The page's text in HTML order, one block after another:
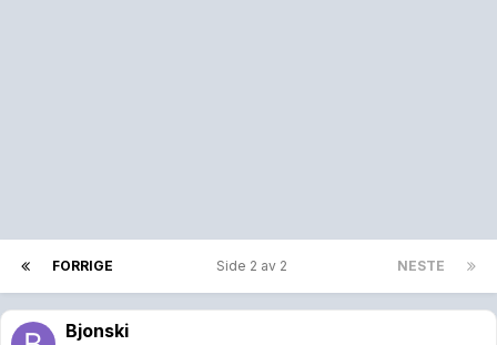
FORRIGE NESTE
Side 2 av 2
Bjonski